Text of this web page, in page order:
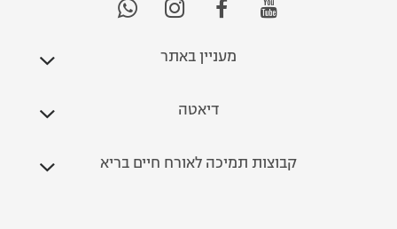
מעניין באתר
דיאטה
קבוצות תמיכה לאורח חיים בריא